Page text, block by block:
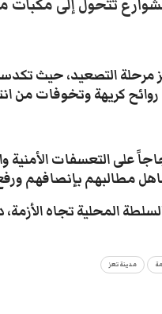
تتحول إلى مكبات
التصعيد، حيث
كريهة وتخوفات من
على التعسفات الأمنية
مطالبهم بإنصافهم
المحلية تجاه
مدينة تعز